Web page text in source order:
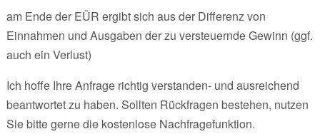
am Ende der EÜR ergibt sich aus der Differenz von
Einnahmen und Ausgaben der zu versteuernde Gewinn (ggf.
auch ein Verlust)
Ich hoffe Ihre Anfrage richtig verstanden- und ausreichend
beantwortet zu haben. Sollten Rückfragen bestehen, nutzen
Sie bitte gerne die kostenlose Nachfragefunktion.